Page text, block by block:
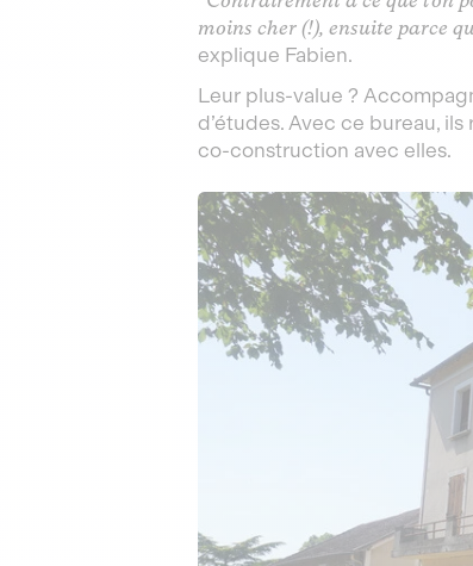
moins cher (!), ensuite parce
explique Fabien.
Leur plus-value ?
d’études. Avec ce bureau,
co-construction avec elles.